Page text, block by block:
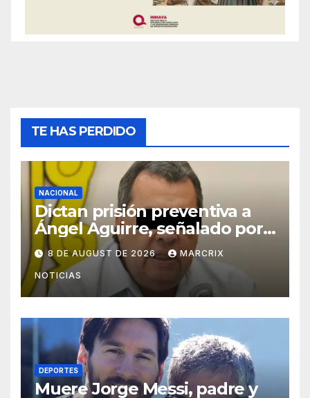
TE HAS PERDIDO
NACIONAL
Dictan prisión preventiva a
Ángel Aguirre, señalado por
el caso Ayotzinapa
8 DE AUGUST DE 2026 MARCRIX
NOTICIAS
DEPORTES
Muere Jorge Messi, padre y